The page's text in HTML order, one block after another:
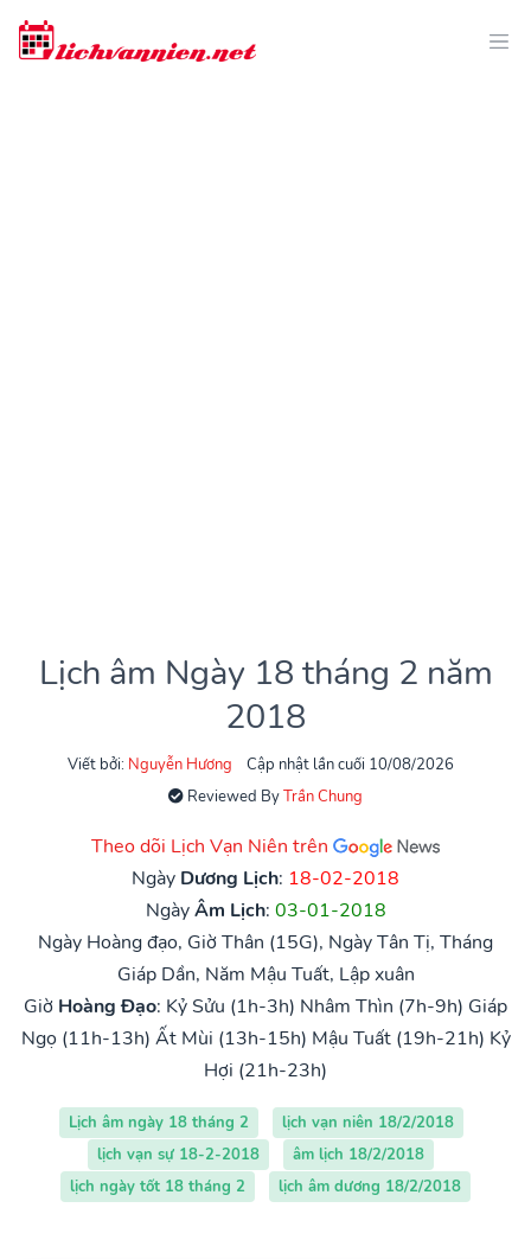
Lịch âm Ngày 18 tháng 2 năm
2018
Viết bởi: Nguyễn Hương
Cập nhật lần cuối 10/08/2026
Reviewed ByTrần Chung
Theo dõi Lịch Vạn Niên trên
Ngày Dương Lịch: 18-02-2018
NgàyÂm Lịch: 03-01-2018
Ngày Hoàng đạo, Giờ Thân (15G), Ngày Tân Tị, Tháng
Giáp Dần, Năm Mậu Tuất, Lập xuân
Giờ Hoàng Đạo: Kỷ Sửu (1h-3h) Nhâm Thìn (7h-9h) Giáp
Ngọ (11h-13h) Ất Mùi (13h-15h) Mậu Tuất (19h-21h) Kỷ
Hợi (21h-23h)
Lịch âm ngày 18 tháng 2
lịch vạn niên 18/2/2018
lịch vạn sự 18-2-2018
âm lịch 18/2/2018
lịch ngày tốt 18 tháng 2
lịch âm dương 18/2/2018